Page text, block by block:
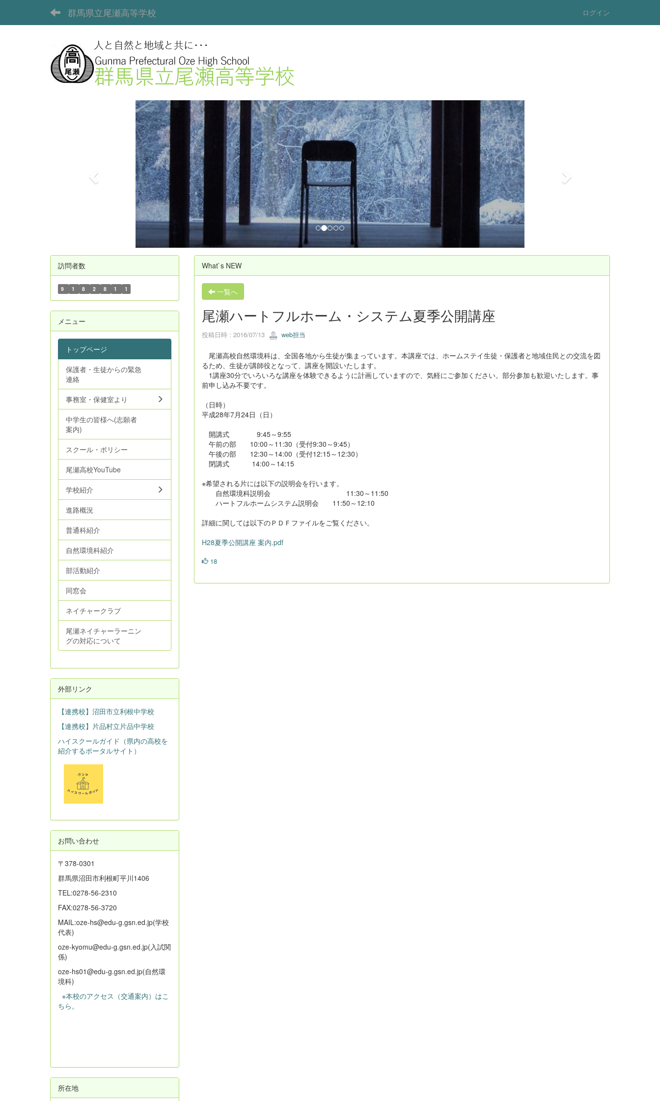
群馬県立尾瀬高等学校 ログイン
o
u
What`s NEW
一覧へ
尾瀬ハートフルホーム・システム夏季公開講座
投稿日時 : 2016/07/13 web担当
尾瀬高校自然環境科は、全国各地から生徒が集まっています。本講座では、ホームステイ生徒・保護者と地域住民との交流を図
るため、生徒が講師役となって、講座を開設いたします。
1講座30分でいろいろな講座を体験できるように計画していますので、気軽にご参加ください。部分参加も歓迎いたします。事
前申し込み不要です。
（日時）
平成28年7月24日（日）
開講式 9:45～9:55
午前の部 10:00～11:30（受付9:30～9:45）
午後の部 12:30～14:00（受付12:15～12:30）
閉講式 14:00～14:15
※希望される片には以下の説明会を行います。
自然環境科説明会 11:30～11:50
ハートフルホームシステム説明会 11:50～12:10
詳細に関しては以下のＰＤＦファイルをご覧ください。
H28夏季公開講座 案内.pdf
18
訪問者数
9 1 8 2 8 1 1
メニュー
トップページ
保護者・生徒からの緊急
連絡
事務室・保健室より
中学生の皆様へ(志願者
案内)
スクール・ポリシー
尾瀬高校YouTube
学校紹介
進路概況
普通科紹介
自然環境科紹介
部活動紹介
同窓会
ネイチャークラブ
尾瀬ネイチャーラーニン
グの対応について
外部リンク
【連携校】沼田市立利根中学校
【連携校】片品村立片品中学校
ハイスクールガイド（県内の高校を
紹介するポータルサイト）
お問い合わせ
〒378-0301
群馬県沼田市利根町平川1406
TEL:0278-56-2310
FAX:0278-56-3720
MAIL:oze-hs@edu-g.gsn.ed.jp(学校
代表)
oze-kyomu@edu-g.gsn.ed.jp(入試関
係)
oze-hs01@edu-g.gsn.ed.jp(自然環
境科)
※本校のアクセス（交通案内）はこ
ちら。
所在地